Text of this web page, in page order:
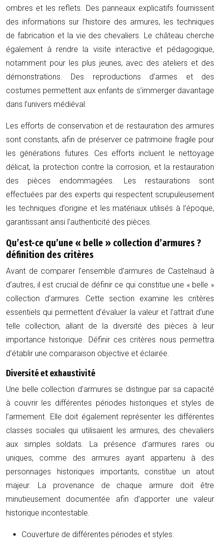
ombres et les reflets. Des panneaux explicatifs fournissent
des informations sur l’histoire des armures, les techniques
de fabrication et la vie des chevaliers. Le château cherche
également à rendre la visite interactive et pédagogique,
notamment pour les plus jeunes, avec des ateliers et des
démonstrations. Des reproductions d’armes et des
costumes permettent aux enfants de s’immerger davantage
dans l’univers médiéval.
Les efforts de conservation et de restauration des armures
sont constants, afin de préserver ce patrimoine fragile pour
les générations futures. Ces efforts incluent le nettoyage
délicat, la protection contre la corrosion, et la restauration
des pièces endommagées. Les restaurations sont
effectuées par des experts qui respectent scrupuleusement
les techniques d’origine et les matériaux utilisés à l’époque,
garantissant ainsi l’authenticité des pièces.
Qu’est-ce qu’une « belle » collection d’armures ?
définition des critères
Avant de comparer l’ensemble d’armures de Castelnaud à
d’autres, il est crucial de définir ce qui constitue une « belle »
collection d’armures. Cette section examine les critères
essentiels qui permettent d’évaluer la valeur et l’attrait d’une
telle collection, allant de la diversité des pièces à leur
importance historique. Définir ces critères nous permettra
d’établir une comparaison objective et éclairée.
Diversité et exhaustivité
Une belle collection d’armures se distingue par sa capacité
à couvrir les différentes périodes historiques et styles de
l’armement. Elle doit également représenter les différentes
classes sociales qui utilisaient les armures, des chevaliers
aux simples soldats. La présence d’armures rares ou
uniques, comme des armures ayant appartenu à des
personnages historiques importants, constitue un atout
majeur. La provenance de chaque armure doit être
minutieusement documentée afin d’apporter une valeur
historique incontestable.
Couverture de différentes périodes et styles.